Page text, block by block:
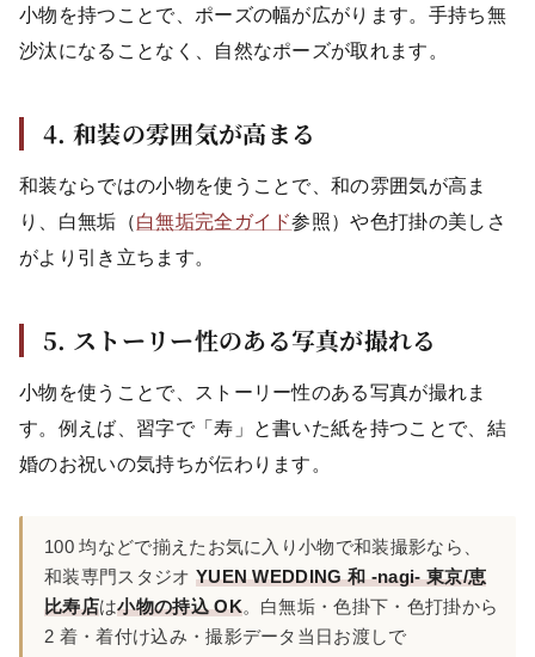
小物を持つことで、ポーズの幅が広がります。手持ち無
沙汰になることなく、自然なポーズが取れます。
4. 和装の雰囲気が高まる
和装ならではの小物を使うことで、和の雰囲気が高ま
り、白無垢（白無垢完全ガイド参照）や色打掛の美しさ
がより引き立ちます。
5. ストーリー性のある写真が撮れる
小物を使うことで、ストーリー性のある写真が撮れま
す。例えば、習字で「寿」と書いた紙を持つことで、結
婚のお祝いの気持ちが伝わります。
100 均などで揃えたお気に入り小物で和装撮影なら、
和装専門スタジオ YUEN WEDDING 和 -nagi- 東京/恵
比寿店は小物の持込 OK。白無垢・色掛下・色打掛から
2 着・着付け込み・撮影データ当日お渡しで